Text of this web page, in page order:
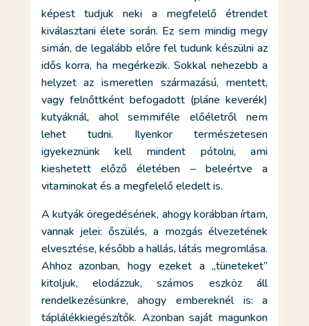
képest tudjuk neki a megfelelő étrendet
kiválasztani élete során. Ez sem mindig megy
simán, de legalább előre fel tudunk készülni az
idős korra, ha megérkezik. Sokkal nehezebb a
helyzet az ismeretlen származású, mentett,
vagy felnőttként befogadott (pláne keverék)
kutyáknál, ahol semmiféle előéletről nem
lehet tudni. Ilyenkor természetesen
igyekeznünk kell mindent pótolni, ami
kieshetett előző életében – beleértve a
vitaminokat és a megfelelő eledelt is.
A kutyák öregedésének, ahogy korábban írtam,
vannak jelei: őszülés, a mozgás élvezetének
elvesztése, később a hallás, látás megromlása.
Ahhoz azonban, hogy ezeket a „tüneteket”
kitoljuk, elodázzuk, számos eszköz áll
rendelkezésünkre, ahogy embereknél is: a
táplálékkiegészítők. Azonban saját magunkon